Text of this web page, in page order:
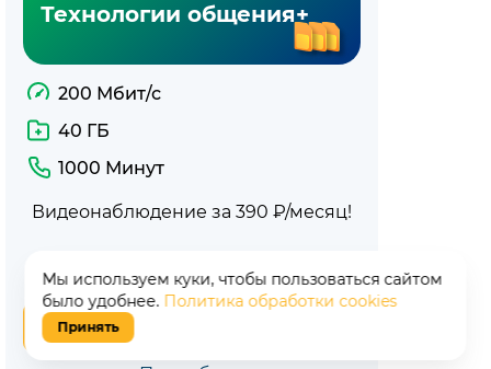
Технологии общения+
200 Мбит/с
40 ГБ
1000 Минут
Видеонаблюдение за 390 ₽/месяц!
1000₽/мес
Подключить
Мы используем куки, чтобы пользоваться сайтом
было удобнее. Политика обработки cookies
Принять